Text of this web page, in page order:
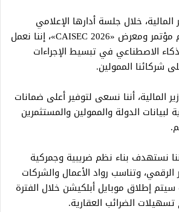
خلال جلسة أدارها الإعلامي
أسامة كمال فى ختام مؤتمر ومعرض «CAISEC 2026»، إننا نعمل
الاصطناعي في تبسيط الإجراءات
شركائنا الممولين.
المالية، أننا نسعى لتوفير أعلى ضمانات
لبيانات الدولة والممولين والمستثمرين
نستهدف بناء نظم ضريبية وجمركية
وتناسب رواد الأعمال والشركات
سيتم إطلاق موبايل أبلكيشن خلال الفترة
تسهيلات الضرائب العقارية.